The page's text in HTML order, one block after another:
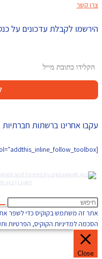
צרו קשר
הירשמו לקבלת עדכונים על
עקבו אחרינו ברשתות חברתיות
|Login
אתר זה משתמש בקוקיס כדי לשפר את
הסכמה למדיניות הקוקיס, הפרטיות
Close